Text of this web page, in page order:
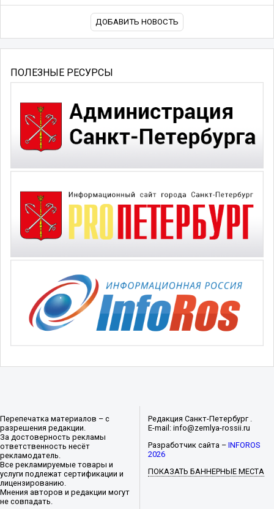
ДОБАВИТЬ НОВОСТЬ
ПОЛЕЗНЫЕ РЕСУРСЫ
Перепечатка материалов – с
разрешения редакции.
За достоверность рекламы
ответственность несёт
рекламодатель.
Все рекламируемые товары и
услуги подлежат сертификации и
лицензированию.
Мнения авторов и редакции могут
не совпадать.
Редакция Санкт-Петербург .
E-mail: info@zemlya-rossii.ru
Разработчик сайта –INFOROS
2026
ПОКАЗАТЬ БАННЕРНЫЕ МЕСТА